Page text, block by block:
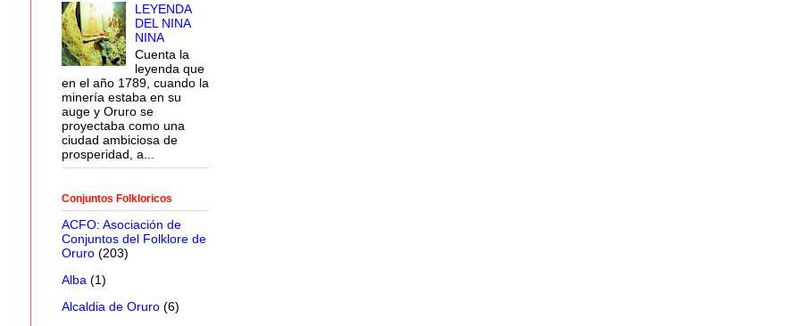
LEYENDA
DEL NINA
NINA
Cuenta la
leyenda que
en el año 1789, cuando la
minería estaba en su
auge y Oruro se
proyectaba como una
ciudad ambiciosa de
prosperidad, a...
Conjuntos Folkloricos
ACFO: Asociación de
Conjuntos del Folklore de
Oruro (203)
Alba (1)
Alcaldia de Oruro (6)